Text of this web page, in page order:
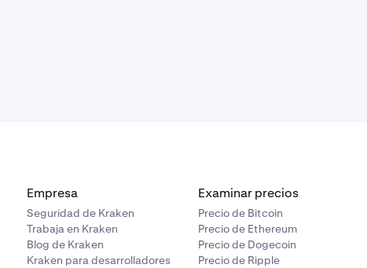
Empresa
Seguridad de Kraken
Trabaja en Kraken
Blog de Kraken
Kraken para desarrolladores
Examinar precios
Precio de Bitcoin
Precio de Ethereum
Precio de Dogecoin
Precio de Ripple